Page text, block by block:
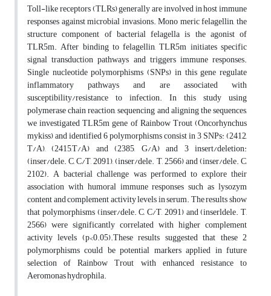
Toll-like receptors (TLRs) generally are involved in host immune
responses against microbial invasions. Mono meric felagellin, the
structure component of bacterial felagella is the agonist of
TLR5m. After binding to felagellin, TLR5m initiates specific
signal transduction pathways and triggers immune responses.
Single nucleotide polymorphisms (SNPs) in this gene regulate
inflammatory pathways and are associated with
susceptibility/resistance to infection. In this study using
polymerase chain reaction, sequencing and aligning the sequences,
we investigated TLR5m gene of Rainbow Trout (Oncorhynchus
mykiss) and identified 6 polymorphisms consist in 3 SNPs: (2412,
T/A), (2415,T/A) and (2385, G/A) and 3 insert/deletion:
(inser/dele. C, C/T, 2091), (inser/dele. T, 2566) and (inser/dele. C,
2102). A bacterial challenge was performed to explore their
association with humoral immune responses such as lysozym
content and complement activity levels in serum. The results show
that polymorphisms (inser/dele. C, C/T, 2091) and (inserldele. T,
2566) were significantly correlated with higher complement
activity levels (p<0.05).These results suggested that these 2
polymorphisms could be potential markers applied in future
selection of Rainbow Trout with enhanced resistance to
Aeromonas hydrophila.